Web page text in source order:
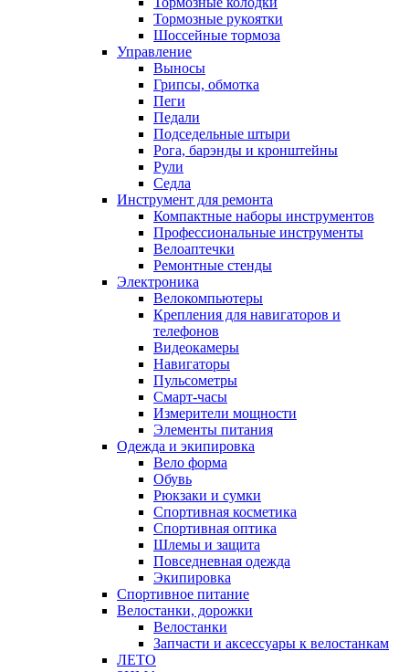
Тормозные рукоятки
Шоссейные тормоза
Управление
Выносы
Грипсы, обмотка
Пеги
Педали
Подседельные штыри
Рога, барэнды и кронштейны
Рули
Седла
Инструмент для ремонта
Компактные наборы инструментов
Профессиональные инструменты
Велоаптечки
Ремонтные стенды
Электроника
Велокомпьютеры
Крепления для навигаторов и
телефонов
Видеокамеры
Навигаторы
Пульсометры
Смарт-часы
Измерители мощности
Элементы питания
Одежда и экипировка
Вело форма
Обувь
Рюкзаки и сумки
Спортивная косметика
Спортивная оптика
Шлемы и защита
Повседневная одежда
Экипировка
Спортивное питание
Велостанки, дорожки
Велостанки
Запчасти и аксессуары к велостанкам
ЛЕТО